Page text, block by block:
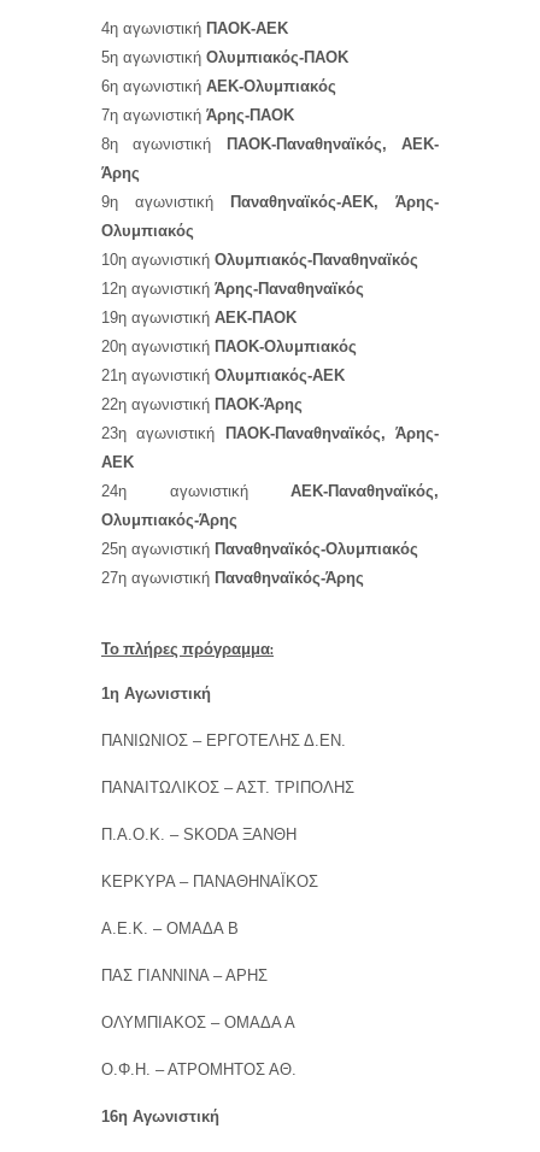
4η αγωνιστική ΠΑΟΚ-ΑΕΚ
5η αγωνιστική Ολυμπιακός-ΠΑΟΚ
6η αγωνιστική ΑΕΚ-Ολυμπιακός
7η αγωνιστική Άρης-ΠΑΟΚ
8η αγωνιστική
ΠΑΟΚ-Παναθηναϊκός, ΑΕΚ-
Άρης
9η αγωνιστική Παναθηναϊκός-ΑΕΚ, Άρης-
Ολυμπιακός
10η αγωνιστική Ολυμπιακός-Παναθηναϊκός
12η αγωνιστική Άρης-Παναθηναϊκός
19η αγωνιστική ΑΕΚ-ΠΑΟΚ
20η αγωνιστική ΠΑΟΚ-Ολυμπιακός
21η αγωνιστική Ολυμπιακός-ΑΕΚ
22η αγωνιστική ΠΑΟΚ-Άρης
23η αγωνιστική
ΠΑΟΚ-Παναθηναϊκός, Άρης-
ΑΕΚ
24η αγωνιστική ΑΕΚ-Παναθηναϊκός,
Ολυμπιακός-Άρης
25η αγωνιστική Παναθηναϊκός-Ολυμπιακός
27η αγωνιστική Παναθηναϊκός-Άρης
Το πλήρες πρόγραμμα:
1η Αγωνιστική
ΠΑΝΙΩΝΙΟΣ – ΕΡΓΟΤΕΛΗΣ Δ.ΕΝ.
ΠΑΝΑΙΤΩΛΙΚΟΣ – ΑΣΤ. ΤΡΙΠΟΛΗΣ
Π.Α.Ο.Κ. – SKODA ΞΑΝΘΗ
ΚΕΡΚΥΡΑ – ΠΑΝΑΘΗΝΑΪΚΟΣ
Α.Ε.Κ. – ΟΜΑΔΑ Β
ΠΑΣ ΓΙΑΝΝΙΝΑ – ΑΡΗΣ
ΟΛΥΜΠΙΑΚΟΣ – ΟΜΑΔΑ Α
Ο.Φ.Η. – ΑΤΡΟΜΗΤΟΣ ΑΘ.
16η Αγωνιστική